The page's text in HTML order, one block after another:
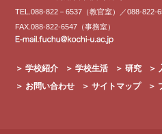
TEL.088-822－6537（教官室）／088-822-
FAX.088-822-6547（事務室）
＞学校紹介 ＞学校生活 ＞研究 ＞
＞ お問い合わせ ＞サイトマップ ＞